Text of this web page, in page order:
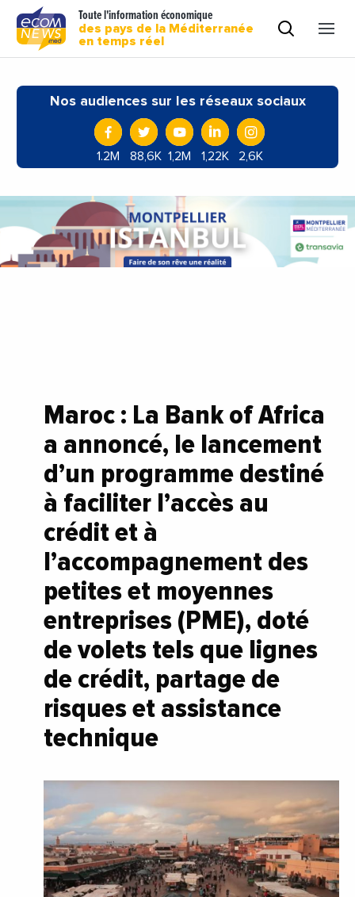
Toute l'information économique
des pays de la Méditerranée
en temps réel
Nos audiences sur les réseaux sociaux
1.2M 88,6K 1,2M 1,22K 2,6K
Maroc : La Bank of Africa
a annoncé, le lancement
d’un programme destiné
à faciliter l’accès au
crédit et à
l’accompagnement des
petites et moyennes
entreprises (PME), doté
de volets tels que lignes
de crédit, partage de
risques et assistance
technique